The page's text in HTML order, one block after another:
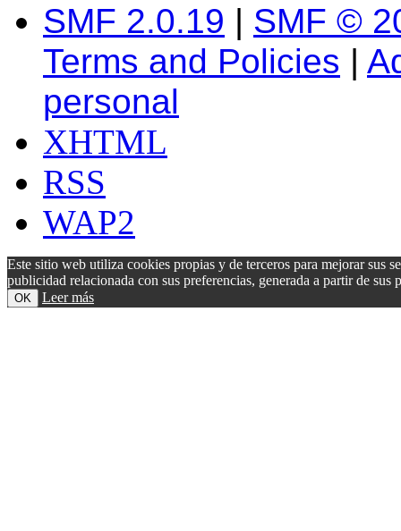
SMF 2.0.19 | SMF ©
Terms and Policies |
personal
XHTML
RSS
WAP2
Este sitio web utiliza cookies propias y de terceros para mejorar sus
publicidad relacionada con sus preferencias, generada a partir de
OK Leer más